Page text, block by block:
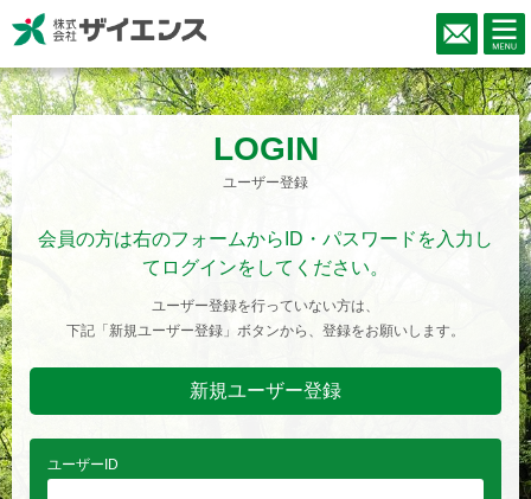
LOGIN
ユーザー登録
会員の方は右のフォームからID・パスワードを入力し
てログインをしてください。
ユーザー登録を行っていない方は、
下記「新規ユーザー登録」ボタンから、登録をお願いします。
新規ユーザー登録
ユーザーID